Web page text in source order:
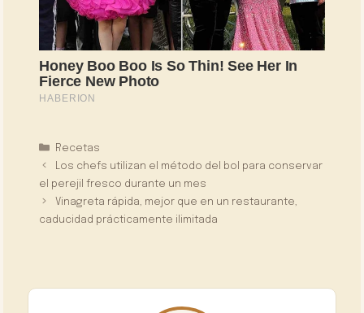
Categorías
Recetas
Los chefs utilizan el método del bol para conservar
el perejil fresco durante un mes
Vinagreta rápida, mejor que en un restaurante,
caducidad prácticamente ilimitada